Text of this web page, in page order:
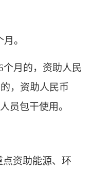
。
个月的，资助人民
，资助人民币
员包干使用。
资助能源、环